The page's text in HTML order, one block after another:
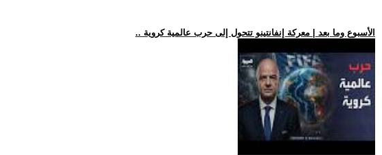
.. الأسبوع وما بعد | معركة إنفانتينو تتحول إلى حرب عالمية كروية